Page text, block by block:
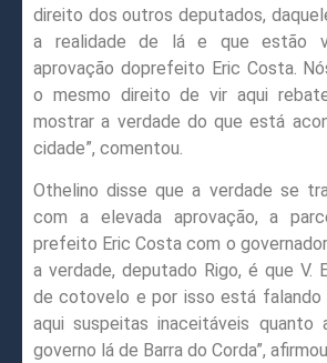
direito dos outros deputados,
a realidade de lá e que estão
aprovação doprefeito Eric Costa.
o mesmo direito de vir aqui
mostrar a verdade do que está
cidade”, comentou.
Othelino disse que a verdade se
com a elevada aprovação, a
prefeito Eric Costa com o governador
a verdade, deputado Rigo, é que V.
de cotovelo e por isso está falando
aqui suspeitas inaceitáveis quanto
governo lá de Barra do Corda”,